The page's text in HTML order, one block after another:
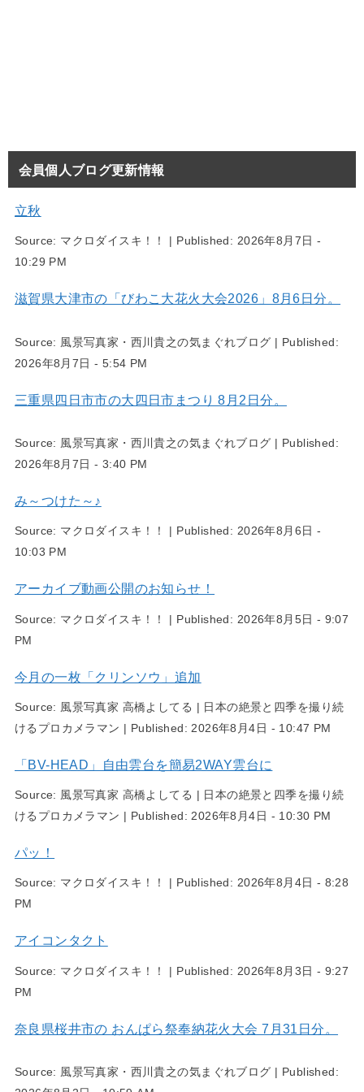
会員個人ブログ更新情報
立秋
Source: マクロダイスキ！！ | Published: 2026年8月7日 -
10:29 PM
滋賀県大津市の「びわこ大花火大会2026」8月6日分。
Source: 風景写真家・西川貴之の気まぐれブログ | Published:
2026年8月7日 - 5:54 PM
三重県四日市市の大四日市まつり 8月2日分。
Source: 風景写真家・西川貴之の気まぐれブログ | Published:
2026年8月7日 - 3:40 PM
み～つけた～♪
Source: マクロダイスキ！！ | Published: 2026年8月6日 -
10:03 PM
アーカイブ動画公開のお知らせ！
Source: マクロダイスキ！！ | Published: 2026年8月5日 - 9:07
PM
今月の一枚「クリンソウ」追加
Source: 風景写真家 高橋よしてる | 日本の絶景と四季を撮り続
けるプロカメラマン | Published: 2026年8月4日 - 10:47 PM
「BV-HEAD」自由雲台を簡易2WAY雲台に
Source: 風景写真家 高橋よしてる | 日本の絶景と四季を撮り続
けるプロカメラマン | Published: 2026年8月4日 - 10:30 PM
パッ！
Source: マクロダイスキ！！ | Published: 2026年8月4日 - 8:28
PM
アイコンタクト
Source: マクロダイスキ！！ | Published: 2026年8月3日 - 9:27
PM
奈良県桜井市の おんぱら祭奉納花火大会 7月31日分。
Source: 風景写真家・西川貴之の気まぐれブログ | Published: